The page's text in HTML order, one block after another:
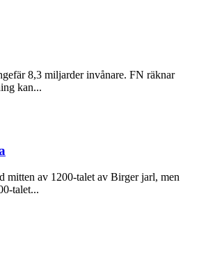
8,3 miljarder invånare. FN räknar
kan...
mitten av 1200-talet av Birger jarl, men
talet...